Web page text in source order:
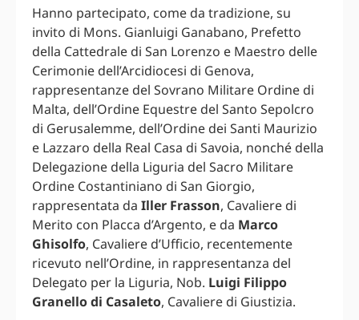
Hanno partecipato, come da tradizione, su
invito di Mons. Gianluigi Ganabano, Prefetto
della Cattedrale di San Lorenzo e Maestro delle
Cerimonie dell’Arcidiocesi di Genova,
rappresentanze del Sovrano Militare Ordine di
Malta, dell’Ordine Equestre del Santo Sepolcro
di Gerusalemme, dell’Ordine dei Santi Maurizio
e Lazzaro della Real Casa di Savoia, nonché della
Delegazione della Liguria del Sacro Militare
Ordine Costantiniano di San Giorgio,
rappresentata da Iller Frasson, Cavaliere di
Merito con Placca d’Argento, e da Marco
Ghisolfo, Cavaliere d’Ufficio, recentemente
ricevuto nell’Ordine, in rappresentanza del
Delegato per la Liguria, Nob. Luigi Filippo
Granello di Casaleto, Cavaliere di Giustizia.